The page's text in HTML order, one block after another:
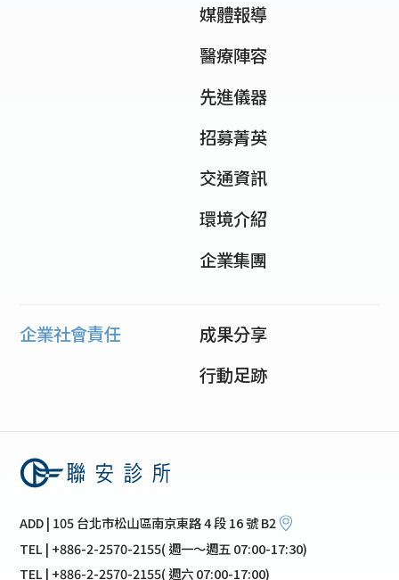
媒體報導
醫療陣容
先進儀器
招募菁英
交通資訊
環境介紹
企業集團
企業社會責任
成果分享
行動足跡
ADD | 105 台北市松山區南京東路 4 段 16 號 B2
TEL | +886-2-2570-2155( 週一～週五 07:00-17:30)
TEL | +886-2-2570-2155( 週六 07:00-17:00)